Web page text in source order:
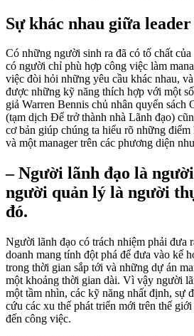
Sự khác nhau giữa
Có những người sinh ra đã có tố chất
có người chỉ phù hợp công việc làm
việc đòi hỏi những yêu cầu khác nhau,
được những kỹ năng thích hợp với một
giả Warren Bennis chủ nhân quyển sách
(tạm dịch Để trở thành nhà Lãnh đạo)
cơ bản giúp chúng ta hiểu rõ những
và một manager trên các phương diện
– Người lãnh đạo là
người quản lý là người
đó.
Người lãnh đạo có trách nhiệm phải đưa
doanh mang tính đột phá để đưa vào kế
trong thời gian sắp tới và những dự án
một khoảng thời gian dài. Vì vậy người
một tầm nhìn, các kỹ năng nhất định, sự
cứu các xu thế phát triển mới trên thế
đến công việc.